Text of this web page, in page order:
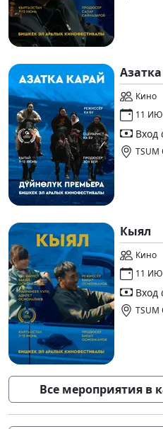
Кино
11
Вход
TSUM
Кыял
Кино
11
Вход
TSUM
Все мероприятия в